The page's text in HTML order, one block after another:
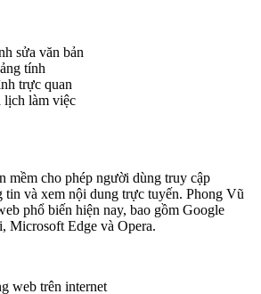
sửa văn bản
tính
trực quan
lịch làm việc
mềm cho phép người dùng truy cập
tin và xem nội dung trực tuyến. Phong Vũ
phổ biến hiện nay, bao gồm Google
Microsoft Edge và Opera.
web trên internet